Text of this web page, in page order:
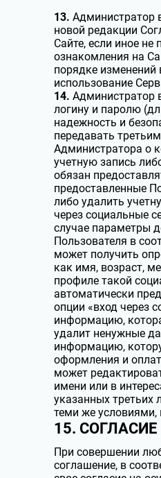
13. Администратор
новой редакции
Сайте, если иное
ознакомления на
порядке изменений
использование
14. Администратор
логину и паролю
надежность и
передавать
Администратора о
учетную запись
обязан
предоставленные
либо удалить
через социальные
случае параметры
Пользователя в
может получить
как имя, возраст,
профиле такой
автоматически
опции «вход через
информацию,
удалит ненужные
информацию,
оформления и
может
имени или в
указанных третьих
теми же
15.
При совершении
соглашение, в